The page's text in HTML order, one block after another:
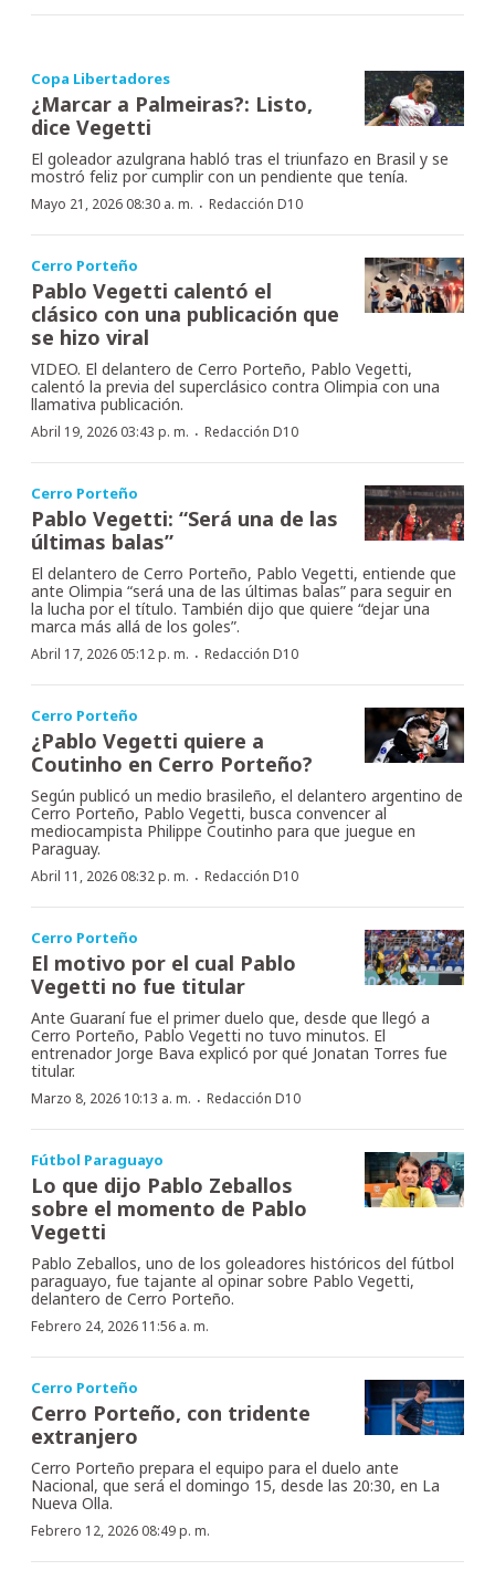
Copa Libertadores
¿Marcar a Palmeiras?: Listo,
dice Vegetti
El goleador azulgrana habló tras el triunfazo en Brasil y se
mostró feliz por cumplir con un pendiente que tenía.
Mayo 21, 2026 08:30 a. m. · Redacción D10
Cerro Porteño
Pablo Vegetti calentó el
clásico con una publicación que
se hizo viral
VIDEO. El delantero de Cerro Porteño, Pablo Vegetti,
calentó la previa del superclásico contra Olimpia con una
llamativa publicación.
Abril 19, 2026 03:43 p. m. · Redacción D10
Cerro Porteño
Pablo Vegetti: “Será una de las
últimas balas”
El delantero de Cerro Porteño, Pablo Vegetti, entiende que
ante Olimpia “será una de las últimas balas” para seguir en
la lucha por el título. También dijo que quiere “dejar una
marca más allá de los goles”.
Abril 17, 2026 05:12 p. m. · Redacción D10
Cerro Porteño
¿Pablo Vegetti quiere a
Coutinho en Cerro Porteño?
Según publicó un medio brasileño, el delantero argentino de
Cerro Porteño, Pablo Vegetti, busca convencer al
mediocampista Philippe Coutinho para que juegue en
Paraguay.
Abril 11, 2026 08:32 p. m. · Redacción D10
Cerro Porteño
El motivo por el cual Pablo
Vegetti no fue titular
Ante Guaraní fue el primer duelo que, desde que llegó a
Cerro Porteño, Pablo Vegetti no tuvo minutos. El
entrenador Jorge Bava explicó por qué Jonatan Torres fue
titular.
Marzo 8, 2026 10:13 a. m. · Redacción D10
Fútbol Paraguayo
Lo que dijo Pablo Zeballos
sobre el momento de Pablo
Vegetti
Pablo Zeballos, uno de los goleadores históricos del fútbol
paraguayo, fue tajante al opinar sobre Pablo Vegetti,
delantero de Cerro Porteño.
Febrero 24, 2026 11:56 a. m.
Cerro Porteño
Cerro Porteño, con tridente
extranjero
Cerro Porteño prepara el equipo para el duelo ante
Nacional, que será el domingo 15, desde las 20:30, en La
Nueva Olla.
Febrero 12, 2026 08:49 p. m.